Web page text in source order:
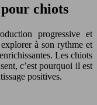
chiots
progressive et
à son rythme et
Les chiots
c’est pourquoi il est
positives.